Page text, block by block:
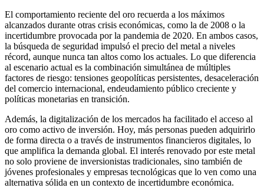
El comportamiento reciente del oro recuerda a los máximos
alcanzados durante otras crisis económicas, como la de 2008 o la
incertidumbre provocada por la pandemia de 2020. En ambos casos,
la búsqueda de seguridad impulsó el precio del metal a niveles
récord, aunque nunca tan altos como los actuales. Lo que diferencia
al escenario actual es la combinación simultánea de múltiples
factores de riesgo: tensiones geopolíticas persistentes, desaceleración
del comercio internacional, endeudamiento público creciente y
políticas monetarias en transición.
Además, la digitalización de los mercados ha facilitado el acceso al
oro como activo de inversión. Hoy, más personas pueden adquirirlo
de forma directa o a través de instrumentos financieros digitales, lo
que amplifica la demanda global. El interés renovado por este metal
no solo proviene de inversionistas tradicionales, sino también de
jóvenes profesionales y empresas tecnológicas que lo ven como una
alternativa sólida en un contexto de incertidumbre económica.